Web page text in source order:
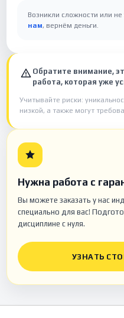
Возникли сложности или
нам, вернём деньги.
Обратите внимание,
работа, которая уже
Учитывайте риски:
низкой, а также могут
Нужна работа с
Вы можете заказать у нас
специально для вас!
дисциплине с нуля.
УЗНАТЬ